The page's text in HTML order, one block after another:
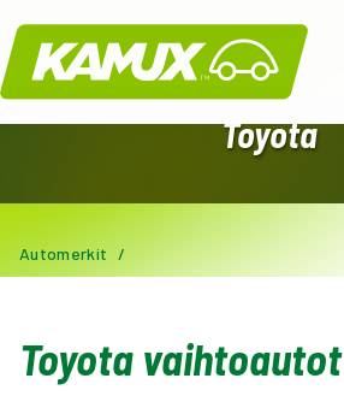
Kamux
Toyota
Automerkit /
Toyota vaihtoautot